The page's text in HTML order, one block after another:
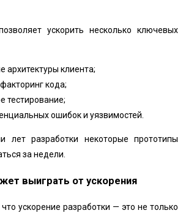
ускорить несколько ключевых
архитектуры клиента;
кода;
тестирование;
ошибок и уязвимостей.
лет разработки некоторые прототипы
за недели.
выиграть от ускорения
ускорение разработки — это не только